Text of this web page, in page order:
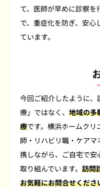
て、医師が早めに診察
で、重症化を防ぎ、安心
ています。
今回ご紹介したように
療」ではなく、 地域の多
療です。横浜ホームク
師・リハビリ職・ケア
携しながら、ご自宅で
取り組んでいます。 訪問
お気軽にお問合せくださ